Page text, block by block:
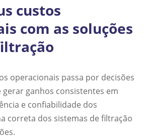
custos
com as soluções
operacionais passa por decisões
gerar ganhos consistentes em
e confiabilidade dos
correta dos sistemas de filtração